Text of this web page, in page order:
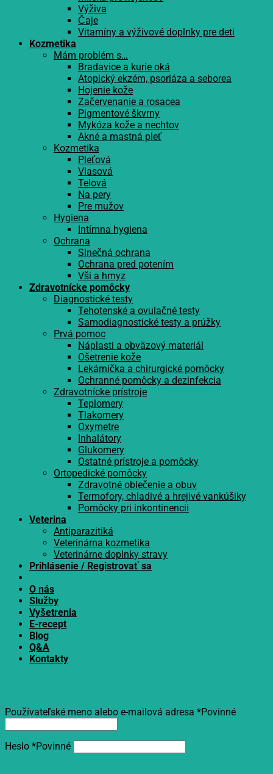
Výživa
Čaje
Vitamíny a výživové doplnky pre deti
Kozmetika
Mám problém s…
Bradavice a kurie oká
Atopický ekzém, psoriáza a seborea
Hojenie kože
Začervenanie a rosacea
Pigmentové škvrny
Mykóza kože a nechtov
Akné a mastná pleť
Kozmetika
Pleťová
Vlasová
Telová
Na pery
Pre mužov
Hygiena
Intímna hygiena
Ochrana
Slnečná ochrana
Ochrana pred potením
Vši a hmyz
Zdravotnícke pomôcky
Diagnostické testy
Tehotenské a ovulačné testy
Samodiagnostické testy a prúžky
Prvá pomoc
Náplasti a obväzový materiál
Ošetrenie kože
Lekárnička a chirurgické pomôcky
Ochranné pomôcky a dezinfekcia
Zdravotnícke prístroje
Teplomery
Tlakomery
Oxymetre
Inhalátory
Glukomery
Ostatné prístroje a pomôcky
Ortopedické pomôcky
Zdravotné oblečenie a obuv
Termofory, chladivé a hrejivé vankúšiky
Pomôcky pri inkontinencii
Veterina
Antiparazitiká
Veterinárna kozmetika
Veterinárne doplnky stravy
Prihlásenie / Registrovať sa
O nás
Služby
Vyšetrenia
E-recept
Blog
Q&A
Kontakty
Používateľské meno alebo e-mailová adresa *Povinné
Heslo *Povinné